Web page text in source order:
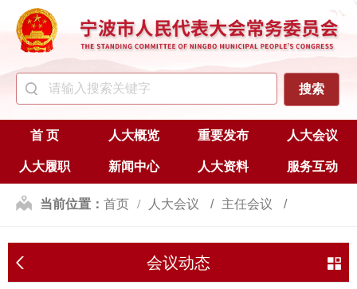
首 页 人大概览 重要发布 人大会议
人大履职 新闻中心 人大资料 服务互动
当前位置： 首页 人大会议 主任会议
会议动态
会议动态